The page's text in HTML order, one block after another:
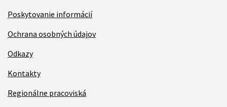
Poskytovanie informácií
Ochrana osobných údajov
Odkazy
Kontakty
Regionálne pracoviská